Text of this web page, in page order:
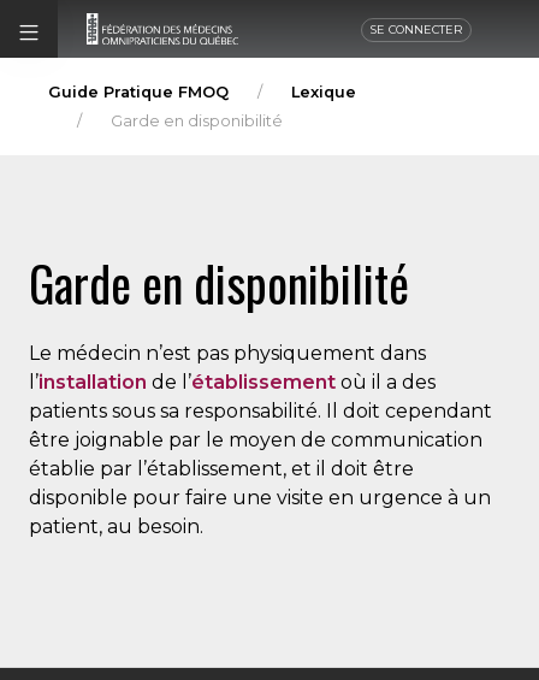
SE CONNECTER
Guide Pratique FMOQ
Lexique
Garde en disponibilité
Garde en disponibilité
Le médecin n’est pas physiquement dans
l’installation de l’établissement où il a des
patients sous sa responsabilité. Il doit cependant
être joignable par le moyen de communication
établie par l’établissement, et il doit être
disponible pour faire une visite en urgence à un
patient, au besoin.